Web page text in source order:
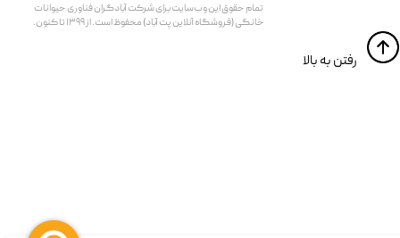
تمام حقوق اين وب‌سايت برای شرکت آبادگران فناوری حیوانات
خانگی (فروشگاه آنلاین پت آباد) محفوظ است. از ۱۳۹۹ تا کنون.
​​رفتن به بالا